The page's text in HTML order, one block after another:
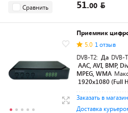
Сравнить 51.00
Приемник
5.0 1 отзыв
DVB-T2: Да DVB-
AAC, AVI, BMP,
MPEG, WMA
1920х1080 (Full
Заказать в магазин
Доставка